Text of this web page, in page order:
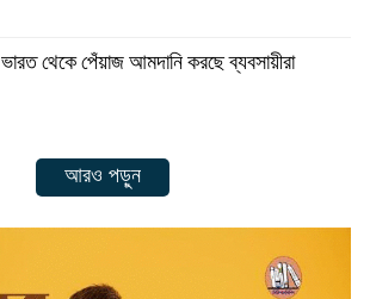
ভারত থেকে পেঁয়াজ আমদানি করছে ব্যবসায়ীরা
আরও পড়ুন